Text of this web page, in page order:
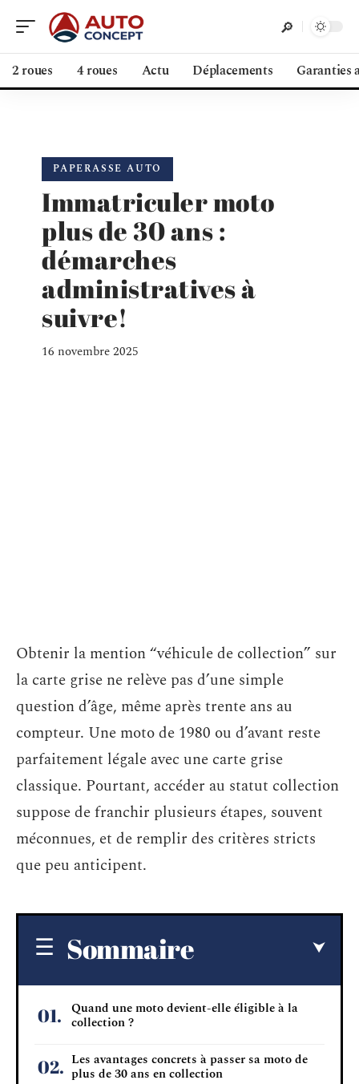
2 roues 4 roues Actu Déplacements Garanties
PAPERASSE AUTO
Immatriculer moto
plus de 30 ans :
démarches
administratives à
suivre!
16 novembre 2025
Obtenir la mention “véhicule de collection” sur
la carte grise ne relève pas d’une simple
question d’âge, même après trente ans au
compteur. Une moto de 1980 ou d’avant reste
parfaitement légale avec une carte grise
classique. Pourtant, accéder au statut collection
suppose de franchir plusieurs étapes, souvent
méconnues, et de remplir des critères stricts
que peu anticipent.
Sommaire
Quand une moto devient-elle éligible à la
collection ?
Les avantages concrets à passer sa moto de
plus de 30 ans en collection